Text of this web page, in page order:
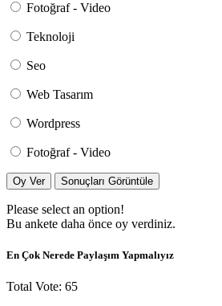
Fotoğraf - Video
Teknoloji
Seo
Web Tasarım
Wordpress
Fotoğraf - Video
Oy Ver Sonuçları Görüntüle
Please select an option!
Bu ankete daha önce oy verdiniz.
En Çok Nerede Paylaşım Yapmalıyız
Total Vote: 65